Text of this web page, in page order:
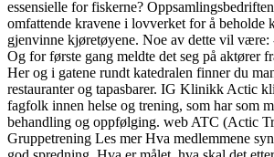
essensielle for fiskerne?
omfattende kravene i lovverket for å beholde
gjenvinne kjøretøyene. Noe av dette vil være:
Og for første gang meldte det seg på aktører
Her og i gatene rundt kate­dralen finner du
restau­ranter og tapas­barer. IG Klinikk Actic
fagfolk innen helse og trening, som har som
behandling og oppfølging. web ATC (Actic
Gruppetrening Les mer Hva medlemmene